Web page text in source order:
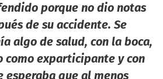
porque no dio notas
de su accidente. Se
algo de salud, con la boca,
como exparticipante y con
esperaba que al menos